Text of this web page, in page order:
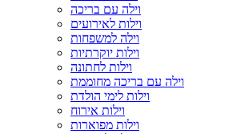
וילה עם בריכה
וילות לאירועים
וילה למשפחות
וילות יוקרתיות
וילות לחתונה
וילה עם בריכה מחוממת
וילות לימי הולדת
וילות אירוח
וילות מפוארות